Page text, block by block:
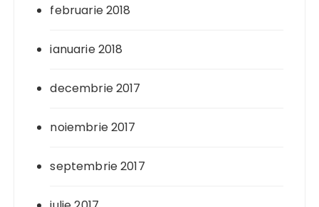
februarie 2018
ianuarie 2018
decembrie 2017
noiembrie 2017
septembrie 2017